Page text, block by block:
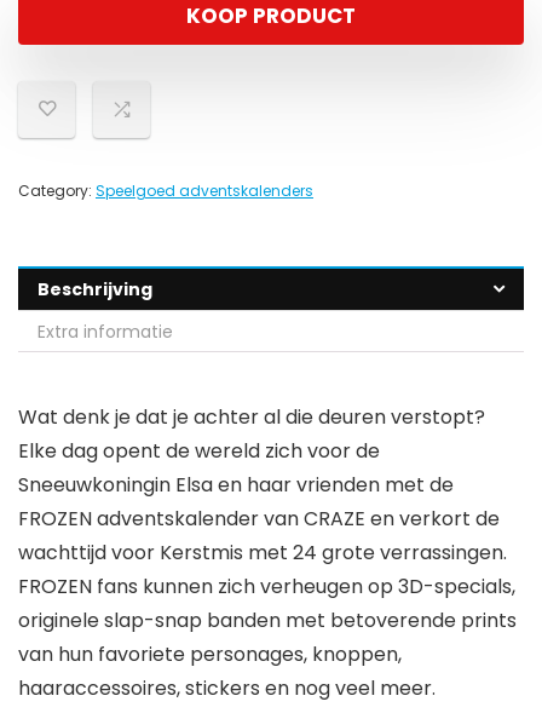
KOOP PRODUCT
Category: Speelgoed adventskalenders
Beschrijving
Extra informatie
Wat denk je dat je achter al die deuren verstopt?
Elke dag opent de wereld zich voor de
Sneeuwkoningin Elsa en haar vrienden met de
FROZEN adventskalender van CRAZE en verkort de
wachttijd voor Kerstmis met 24 grote verrassingen.
FROZEN fans kunnen zich verheugen op 3D-specials,
originele slap-snap banden met betoverende prints
van hun favoriete personages, knoppen,
haaraccessoires, stickers en nog veel meer.